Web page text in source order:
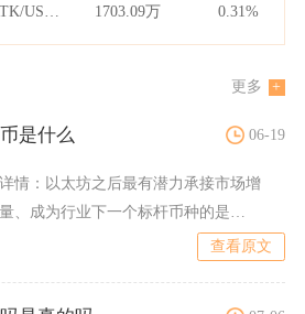
1703.09万 0.31%
更多
是什么 06-19
详情： 以太坊之后最有潜力承接市场增
量、成为行业下一个标杆币种的是
查看原文